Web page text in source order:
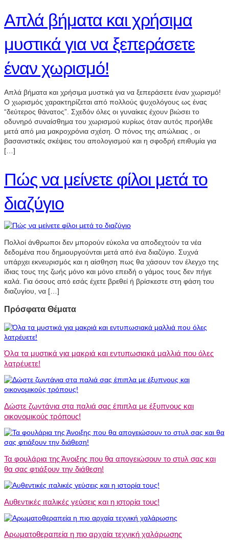
Απλά βήματα και χρήσιμα
μυστικά για να ξεπεράσετε
έναν χωρισμό!
Απλά βήματα και χρήσιμα μυστικά για να ξεπεράσετε έναν χωρισμό!
Ο χωρισμός χαρακτηρίζεται από πολλούς ψυχολόγους ως ένας
“δεύτερος θάνατος”. Σχεδόν όλες οι γυναίκες έχουν βιώσει το
οδυνηρό συναίσθημα του χωρισμού κυρίως όταν αυτός προήλθε
μετά από μια μακροχρόνια σχέση. Ο πόνος της απώλειας , οι
βασανιστικές σκέψεις του απολογισμού και η σφοδρή επιθυμία για
[…]
Πώς να μείνετε φίλοι μετά το
διαζύγιο
Πολλοί άνθρωποι δεν μπορούν εύκολα να αποδεχτούν τα νέα
δεδομένα που δημιουργούνται μετά από ένα διαζύγιο. Συχνά
υπάρχει εκνευρισμός και η αίσθηση πως θα χάσουν τον έλεγχο της
ίδιας τους της ζωής μόνο και μόνο επειδή ο γάμος τους δεν πήγε
καλά. Για όσους από εσάς έχετε βρεθεί ή βρίσκεστε στη φάση του
διαζυγίου, να […]
Πρόσφατα Θέματα
Όλα τα μυστικά για μακριά και εντυπωσιακά μαλλιά που όλες
λατρέυετε!
Δώστε ζωντάνια στα παλιά σας έπιπλα με έξυπνους και
οικονομικούς τρόπους!
Τα φουλάρια της Άνοιξης που θα απογειώσουν το στυλ σας και
θα σας φτιάξουν την διάθεση!
Αυθεντικές ιταλικές γεύσεις και η ιστορία τους!
Αρωματοθεραπεία η πιο αρχαία τεχνική χαλάρωσης